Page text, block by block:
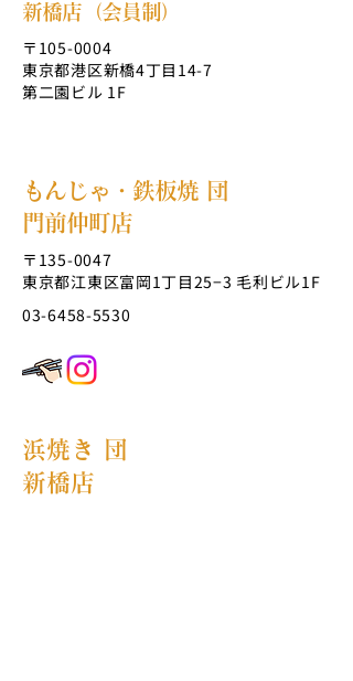
新橋店（会員制）
〒105-0004
東京都港区新橋4丁目14-7
第二園ビル 1F
もんじゃ・鉄板焼 団
門前仲町店
〒135-0047
東京都江東区富岡1丁目25−3 毛利ビル1F
03-6458-5530
浜焼き 団
新橋店